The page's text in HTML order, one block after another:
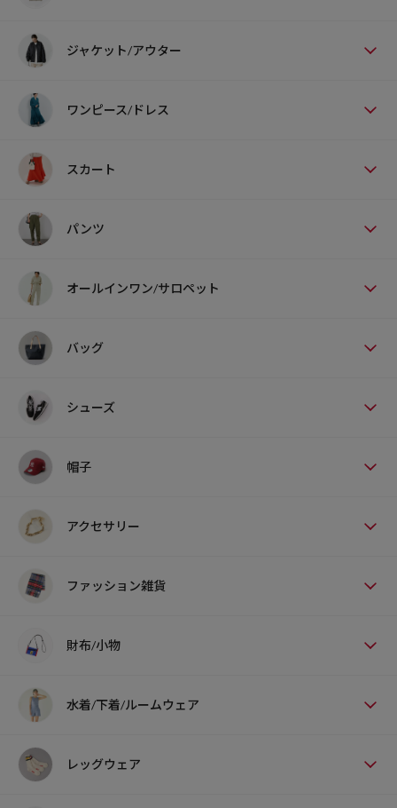
ジャケット/アウター
ワンピース/ドレス
スカート
パンツ
オールインワン/サロペット
バッグ
シューズ
帽子
アクセサリー
ファッション雑貨
財布/小物
水着/下着/ルームウェア
レッグウェア